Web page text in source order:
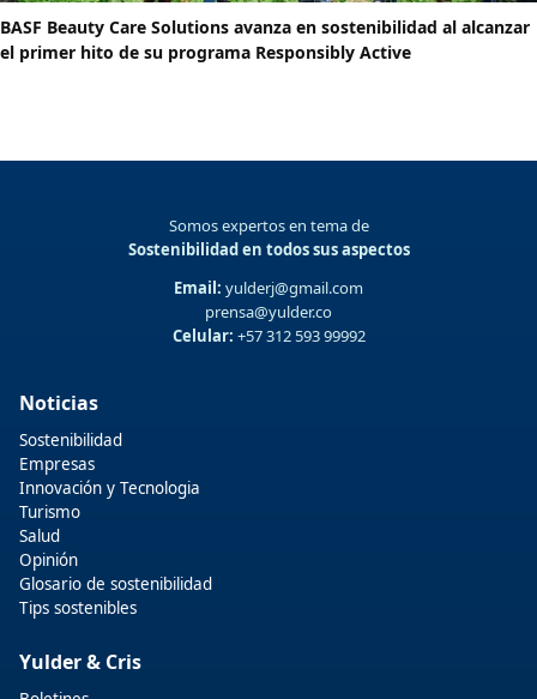
BASF Beauty Care Solutions avanza en sostenibilidad al alcanzar
el primer hito de su programa Responsibly Active
Somos expertos en tema de
Sostenibilidad en todos sus aspectos
Email: yulderj@gmail.com
prensa@yulder.co
Celular: +57 312 593 99992
Noticias
Sostenibilidad
Empresas
Innovación y Tecnologia
Turismo
Salud
Opinión
Glosario de sostenibilidad
Tips sostenibles
Yulder & Cris